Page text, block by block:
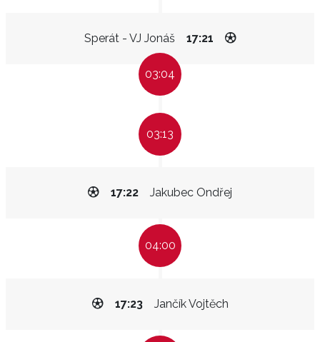
Sperát - VJ Jonáš 17:21
03:04
03:13
Jakubec Ondřej
17:22
04:00
Jančík Vojtěch
17:23